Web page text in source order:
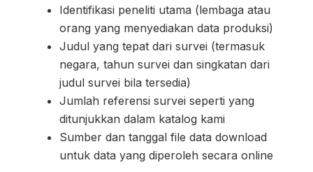
Identifikasi peneliti utama (lembaga atau
orang yang menyediakan data produksi)
Judul yang tepat dari survei (termasuk
negara, tahun survei dan singkatan dari
judul survei bila tersedia)
Jumlah referensi survei seperti yang
ditunjukkan dalam katalog kami
Sumber dan tanggal file data download
untuk data yang diperoleh secara online